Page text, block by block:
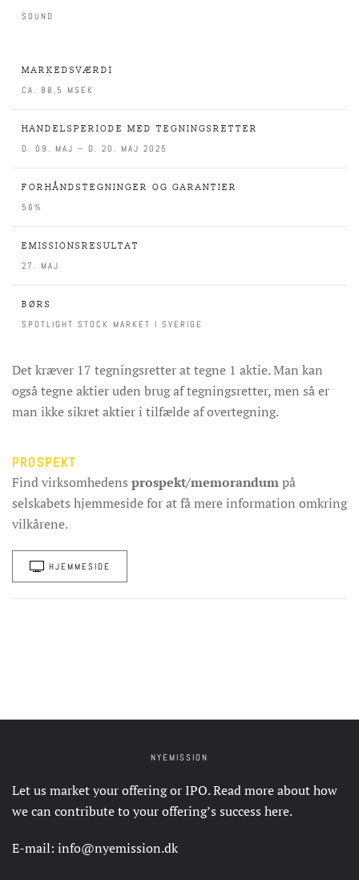
SOUND
MARKEDSVÆRDI
CA. 88,5 MSEK
HANDELSPERIODE MED TEGNINGSRETTER
D. 09. MAJ – D. 20. MAJ 2025
FORHÅNDSTEGNINGER OG GARANTIER
56%
EMISSIONSRESULTAT
27. MAJ
BØRS
SPOTLIGHT STOCK MARKET I SVERIGE
Det kræver 17 tegningsretter at tegne 1 aktie. Man kan
også tegne aktier uden brug af tegningsretter, men så er
man ikke sikret aktier i tilfælde af overtegning.
PROSPEKT
Find virksomhedens prospekt/memorandumpå
selskabets hjemmeside for at få mere information omkring
vilkårene.
HJEMMESIDE
NYEMISSION
Let us market your offering or IPO. Read more about how
we can contribute to your offering’s success here.
E-mail: info@nyemission.dk